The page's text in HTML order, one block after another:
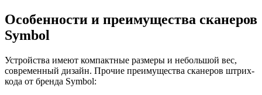
Особенности и преимущества сканеров
Symbol
Устройства имеют компактные размеры и небольшой вес,
современный дизайн. Прочие преимущества сканеров штрих-
кода от бренда Symbol: